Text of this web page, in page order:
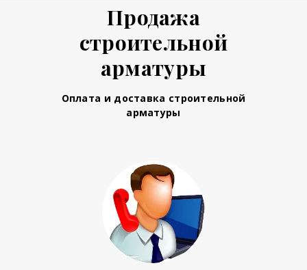
Продажа
строительной
арматуры
Оплата и доставка строительной
арматуры